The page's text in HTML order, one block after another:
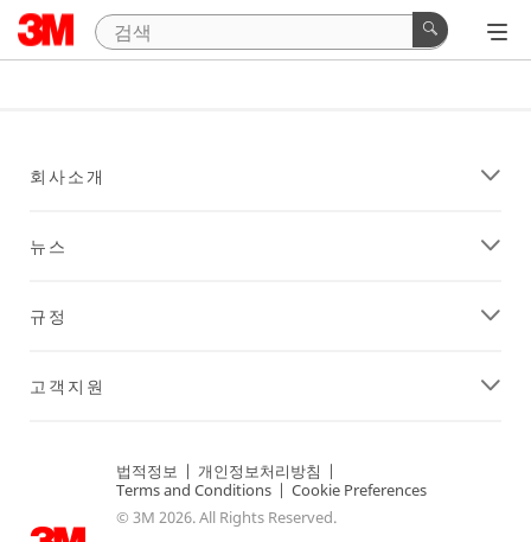
회사소개
뉴스
규정
고객지원
법적정보 | 개인정보처리방침 |
Terms and Conditions | Cookie Preferences
© 3M 2026. All Rights Reserved.